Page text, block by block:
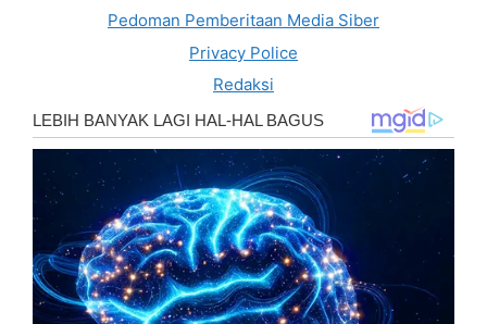
Pedoman Pemberitaan Media Siber
Privacy Police
Redaksi